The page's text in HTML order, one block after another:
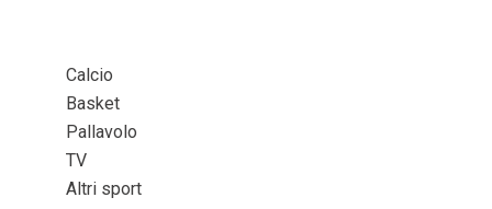
Calcio
Basket
Pallavolo
TV
Altri sport